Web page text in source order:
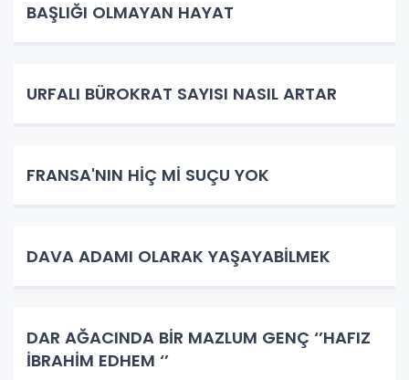
BAŞLIĞI OLMAYAN HAYAT
URFALI BÜROKRAT SAYISI NASIL ARTAR
FRANSA'NIN HİÇ Mİ SUÇU YOK
DAVA ADAMI OLARAK YAŞAYABİLMEK
DAR AĞACINDA BİR MAZLUM GENÇ ‘’HAFIZ
İBRAHİM EDHEM ‘’